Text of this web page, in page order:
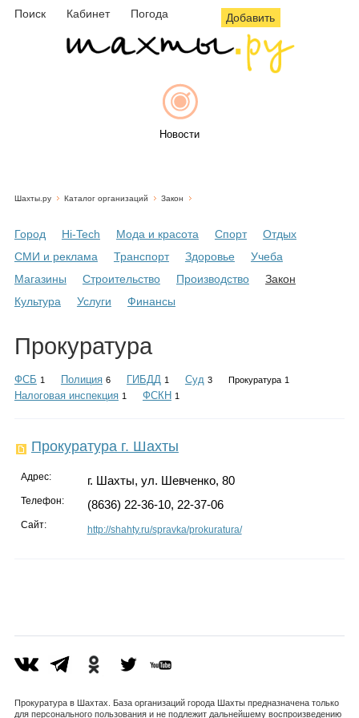
Поиск Кабинет Погода Добавить
Новости
Объявления
Инфо
Фотогалерея
Шахты.ру Каталог организаций Закон
Город Hi-Tech Мода и красота Спорт
Отдых
СМИ и реклама
Транспорт Здоровье
Учеба
Магазины
Строительство Производство
Закон
Культура
Услуги Финансы
Прокуратура
ФСБ 1 Полиция 6 ГИБДД 1 Суд 3 Прокуратура 1
Налоговая инспекция 1 ФСКН 1
Прокуратура г. Шахты
Адрес: г. Шахты, ул. Шевченко, 80
Телефон: (8636) 22-36-10, 22-37-06
Сайт: http://shahty.ru/spravka/prokuratura/
Прокуратура в Шахтах. База организаций города Шахты предназначена только
для персонального пользования и не подлежит дальнейшему воспроизведению